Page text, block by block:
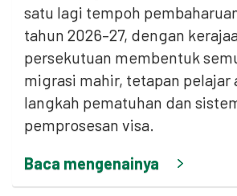
satu lagi tempoh
tahun 2026–27, dengan
persekutuan membentuk
migrasi mahir, tetapan pelajar
langkah pematuhan dan
pemprosesan visa.
Baca mengenainya